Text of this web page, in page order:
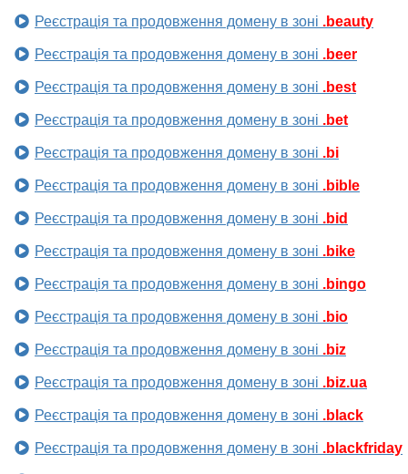
Реєстрація та продовження домену в зоні .beauty
Реєстрація та продовження домену в зоні .beer
Реєстрація та продовження домену в зоні .best
Реєстрація та продовження домену в зоні .bet
Реєстрація та продовження домену в зоні .bi
Реєстрація та продовження домену в зоні .bible
Реєстрація та продовження домену в зоні .bid
Реєстрація та продовження домену в зоні .bike
Реєстрація та продовження домену в зоні .bingo
Реєстрація та продовження домену в зоні .bio
Реєстрація та продовження домену в зоні .biz
Реєстрація та продовження домену в зоні .biz.ua
Реєстрація та продовження домену в зоні .black
Реєстрація та продовження домену в зоні .blackfriday